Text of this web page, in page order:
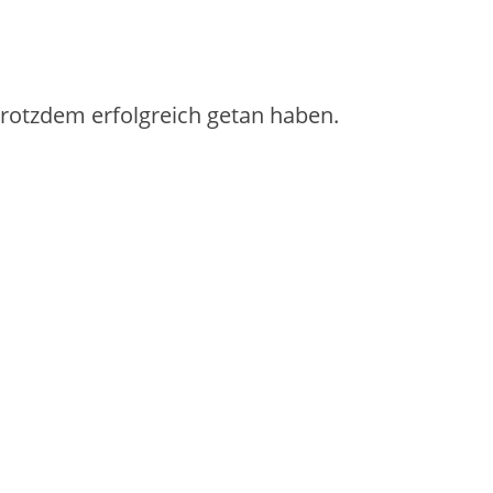
erfolgreich getan haben.